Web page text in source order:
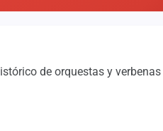
de orquestas y